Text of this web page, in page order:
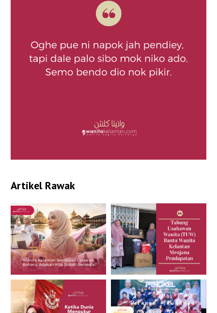
Artikel Rawak